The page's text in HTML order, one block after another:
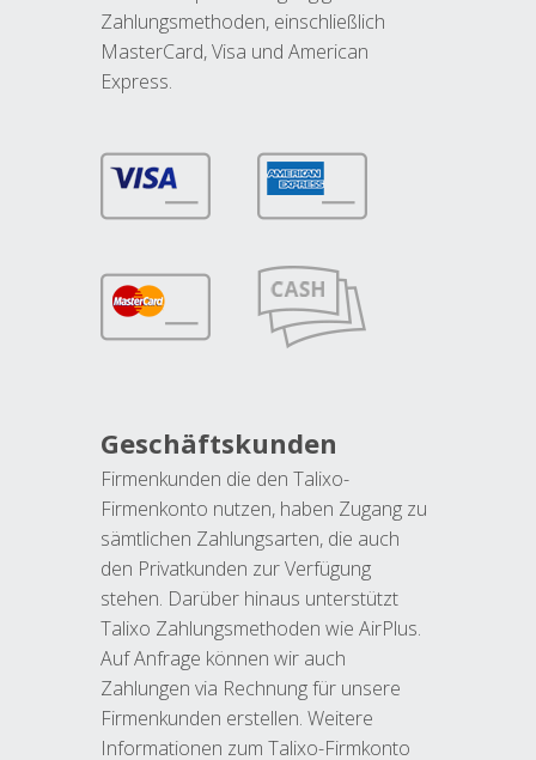
Zahlungsmethoden, einschließlich
MasterCard, Visa und American
Express.
Geschäftskunden
Firmenkunden die den Talixo-
Firmenkonto nutzen, haben Zugang zu
sämtlichen Zahlungsarten, die auch
den Privatkunden zur Verfügung
stehen. Darüber hinaus unterstützt
Talixo Zahlungsmethoden wie AirPlus.
Auf Anfrage können wir auch
Zahlungen via Rechnung für unsere
Firmenkunden erstellen. Weitere
Informationen zum Talixo-Firmkonto